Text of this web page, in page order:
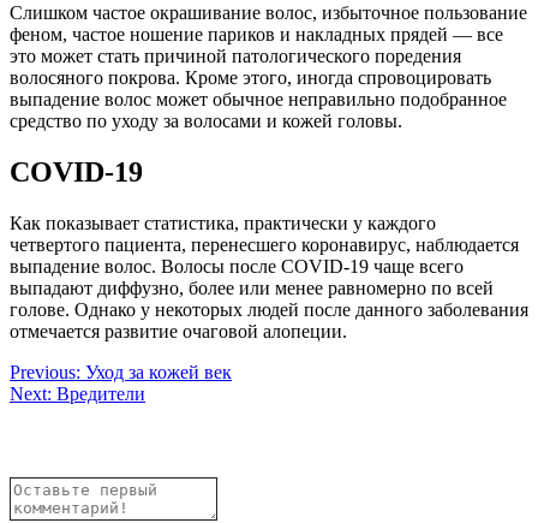
Слишком частое окрашивание волос, избыточное пользование
феном, частое ношение париков и накладных прядей — все
это может стать причиной патологического поредения
волосяного покрова. Кроме этого, иногда спровоцировать
выпадение волос может обычное неправильно подобранное
средство по уходу за волосами и кожей головы.
COVID-19
Как показывает статистика, практически у каждого
четвертого пациента, перенесшего коронавирус, наблюдается
выпадение волос. Волосы после COVID-19 чаще всего
выпадают диффузно, более или менее равномерно по всей
голове. Однако у некоторых людей после данного заболевания
отмечается развитие очаговой алопеции.
Навигация
по
Previous: Уход за кожей век
Next: Вредители